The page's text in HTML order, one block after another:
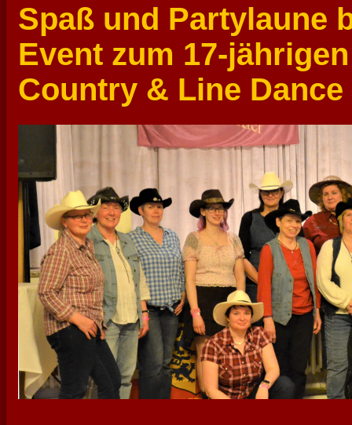
Spaß und Partylaune
Event zum 17-
Country & Line